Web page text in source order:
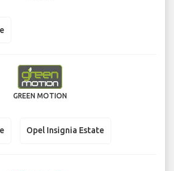
GREEN MOTION
Opel Insignia Estate